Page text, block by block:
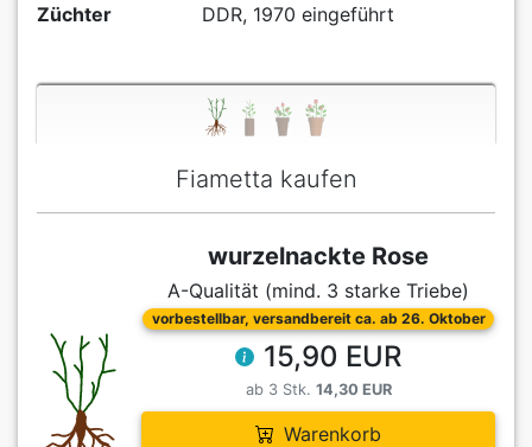
Züchter
DDR, 1970 eingeführt
Fiametta kaufen
wurzelnackte Rose
A-Qualität (mind. 3 starke Triebe)
vorbestellbar, versandbereit ca. ab 26. Oktober
15,90 EUR
ab 3 Stk. 14,30 EUR
Warenkorb